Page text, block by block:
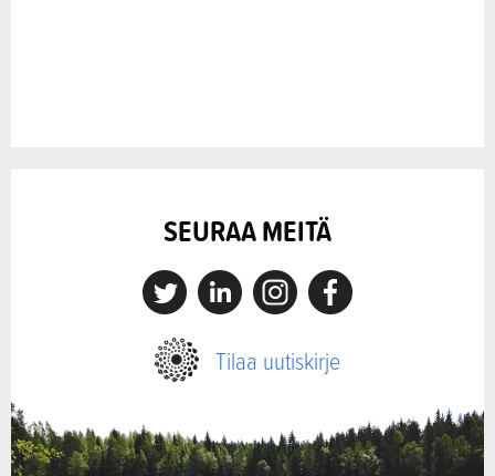
SEURAA MEITÄ
X LinkedinInstagramFacebook
Tilaa uutiskirje